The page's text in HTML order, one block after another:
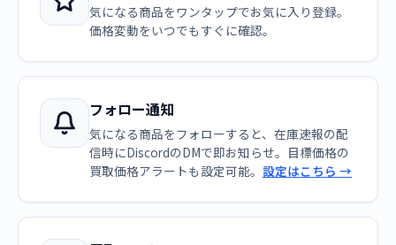
気になる商品をワンタップでお気に入り登録。
価格変動をいつでもすぐに確認。
フォロー通知
気になる商品をフォローすると、在庫速報の配
信時にDiscordのDMで即お知らせ。目標価格の
買取価格アラートも設定可能。 設定はこちら →